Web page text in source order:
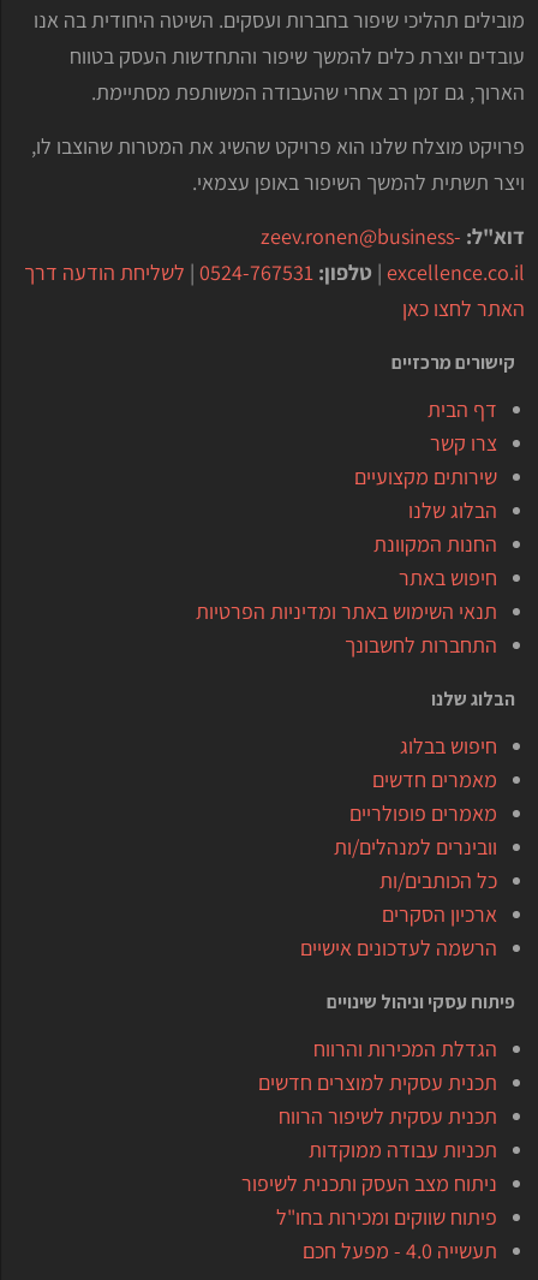
מובילים תהליכי שיפור בחברות ועסקים. השיטה היחודית בה אנו
עובדים יוצרת כלים להמשך שיפור והתחדשות העסק בטווח
הארוך, גם זמן רב אחרי שהעבודה המשותפת מסתיימת.
פרויקט מוצלח שלנו הוא פרויקט שהשיג את המטרות שהוצבו לו,
ויצר תשתית להמשך השיפור באופן עצמאי.
דוא"ל: zeev.ronen@business-
excellence.co.il
| טלפון: 0524-767531
| לשליחת הודעה דרך
האתר לחצו כאן
קישורים מרכזיים
דף הבית
צרו קשר
שירותים מקצועיים
הבלוג שלנו
החנות המקוונת
חיפוש באתר
תנאי השימוש באתר ומדיניות הפרטיות
התחברות לחשבונך
הבלוג שלנו
חיפוש בבלוג
מאמרים חדשים
מאמרים פופולריים
וובינרים למנהלים/ות
כל הכותבים/ות
ארכיון הסקרים
הרשמה לעדכונים אישיים
פיתוח עסקי וניהול שינויים
הגדלת המכירות והרווח
תכנית עסקית למוצרים חדשים
תכנית עסקית לשיפור הרווח
תכניות עבודה ממוקדות
ניתוח מצב העסק ותכנית לשיפור
פיתוח שווקים ומכירות בחו"ל
תעשייה 4.0 - מפעל חכם